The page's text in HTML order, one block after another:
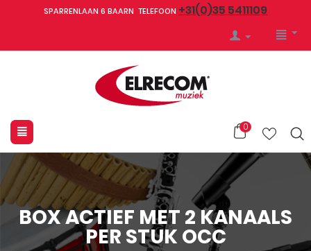
SPARRENLAAN 6 BAARN TELEFOON +31(0)35 5411109
0
BOX ACTIEF MET 2 KANAALS
PER STUK OCC